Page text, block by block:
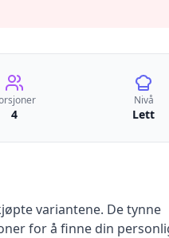
4
Nivå
Lett
variantene. De tynne
for å finne din